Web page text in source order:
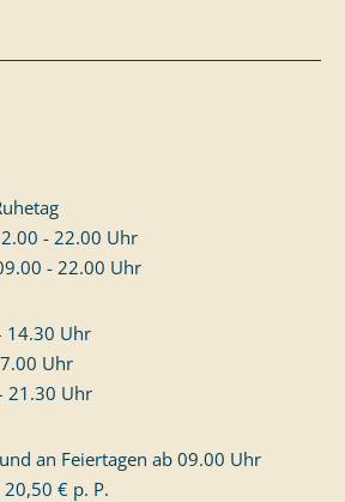
- 22.00 Uhr
- 22.00 Uhr
14.30 Uhr
Uhr
21.30 Uhr
an Feiertagen ab 09.00 Uhr
€ p. P.